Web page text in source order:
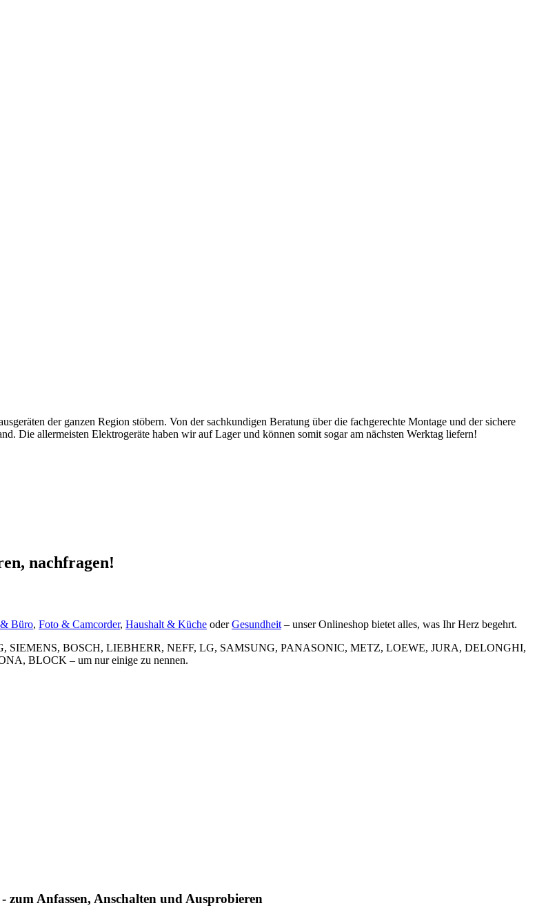
der ganzen Region stöbern. Von der sachkundigen Beratung über die fachgerechte Montage und der sichere
Die allermeisten Elektrogeräte haben wir auf Lager und können somit sogar am nächsten Werktag liefern!
nachfragen!
Büro, Foto & Camcorder, Haushalt & Küche oderGesundheit – unser Onlineshop bietet alles, was Ihr Herz begehrt.
SIEMENS, BOSCH, LIEBHERR, NEFF, LG, SAMSUNG, PANASONIC, METZ, LOEWE, JURA, DELONGHI,
BLOCK – um nur einige zu nennen.
Anfassen, Anschalten und Ausprobieren